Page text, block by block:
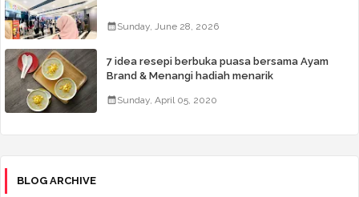
Sunday, June 28, 2026
7 idea resepi berbuka puasa bersama Ayam
Brand & Menangi hadiah menarik
Sunday, April 05, 2020
BLOG ARCHIVE